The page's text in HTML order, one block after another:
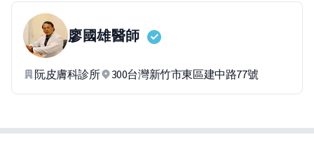
廖國雄醫師
阮皮膚科診所 300台灣新竹市東區建中路77號